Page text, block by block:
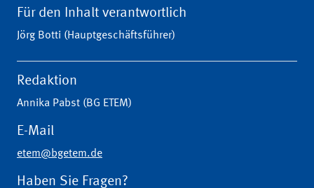
Für den Inhalt verantwortlich
Jörg Botti (Hauptgeschäftsführer)
Redaktion
Annika Pabst (BG ETEM)
E-Mail
etem@bgetem.de
Haben Sie Fragen?